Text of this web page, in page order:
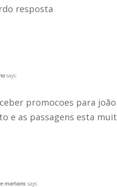
resposta
says:
promocoes para
e as passagens esta
martainssays: